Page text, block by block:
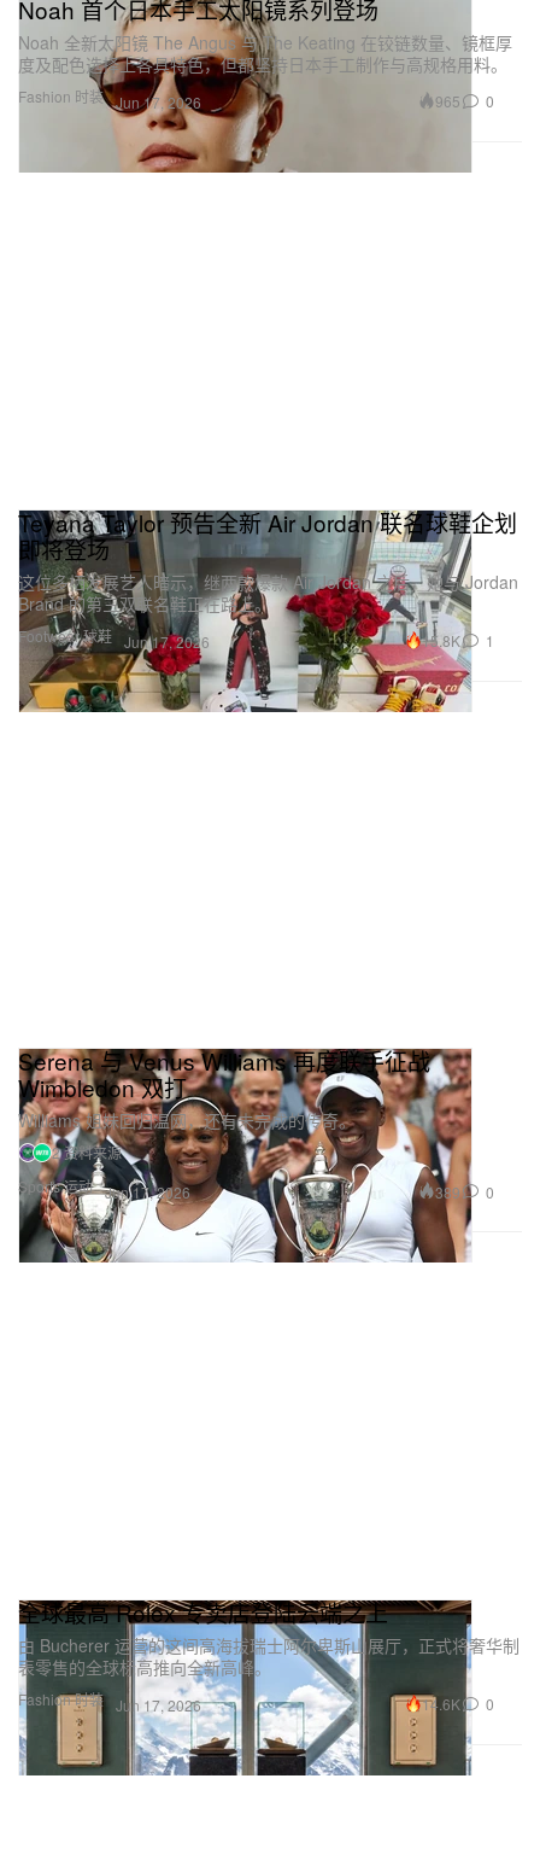
Fashion 时装
Noah 首个日本手工太阳镜系列登场
Noah 全新太阳镜 The Angus 与 The Keating 在铰链数量、镜框厚
度及配色选择上各具特色，但都坚持日本手工制作与高规格用料。
Jun 17, 2026 965 0
Footwear 球鞋
Teyana Taylor 预告全新 Air Jordan 联名球鞋企划
即将登场
这位多栖发展艺人暗示，继两款爆款 Air Jordan 之后，她与 Jordan
Brand 的第三双联名鞋正在路上。
Jun 17, 2026 15.8K 1
Sports 运动
Serena 与 Venus Williams 再度联手征战
Wimbledon 双打
Williams 姐妹回归温网，还有未完成的传奇。
2 资料来源
Jun 17, 2026
389 0
Fashion 时装
全球最高 Rolex 专卖店登陆云端之上
由 Bucherer 运营的这间高海拔瑞士阿尔卑斯山展厅，正式将奢华制
表零售的全球标高推向全新高峰。
Jun 17, 2026 14.6K 0